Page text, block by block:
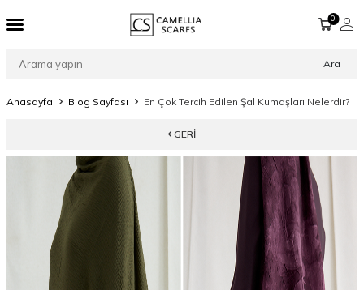
Ara
0
Anasayfa Blog Sayfası En Çok Tercih Edilen Şal Kumaşları Nelerdir?
GERI